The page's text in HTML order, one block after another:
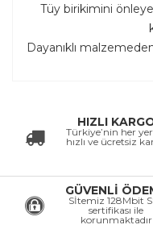
Tüy birikimini
Dayanıklı
HIZLI
Türkiye’nin her
hızlı ve ücretsiz
GÜVENLİ
Sİtemiz 128Mbit
sertifikası ile
korunmaktadır